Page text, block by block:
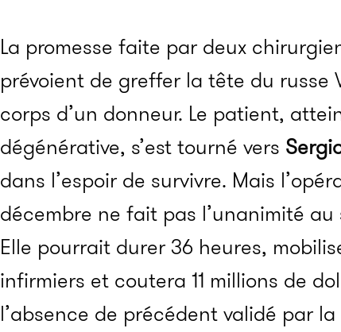
La promesse faite par deux
prévoient de greffer la tête du russe
corps d’un donneur. Le patient,
dégénérative, s’est tourné vers
dans l’espoir de survivre. Mais
décembre ne fait pas l’unanimité
Elle pourrait durer 36 heures,
infirmiers et coutera 11 millions de
l’absence de précédent validé par